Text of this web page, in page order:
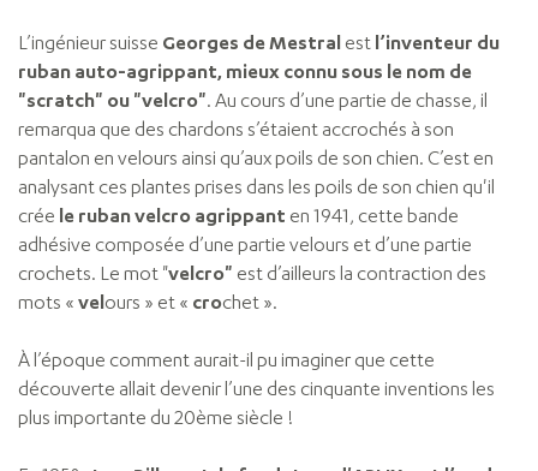
L’ingénieur suisse Georges de Mestral est l’inventeur du
ruban auto-agrippant, mieux connu sous le nom de
"scratch" ou "velcro". Au cours d’une partie de chasse, il
remarqua que des chardons s’étaient accrochés à son
pantalon en velours ainsi qu’aux poils de son chien. C’est en
analysant ces plantes prises dans les poils de son chien qu'il
crée le ruban velcro agrippant en 1941, cette bande
adhésive composée d’une partie velours et d’une partie
crochets. Le mot "velcro" est d’ailleurs la contraction des
mots « velours » et « crochet ».
À l’époque comment aurait-il pu imaginer que cette
découverte allait devenir l’une des cinquante inventions les
plus importante du 20ème siècle !